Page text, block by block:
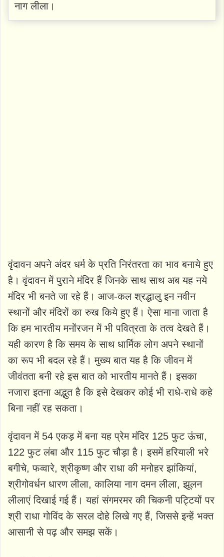
नाग लीला।
वृंदावन अपने अंदर धर्म के प्रति निरंतरता का भाव बनाये हुए
है। वृंदावन में पुराने मंदिर हैं जिनके साथ साथ अब यह नये
मंदिर भी बनते जा रहे हैं। आज-कल श्रद्धालु इन नवीन
स्थानों और मंदिरों का रुख किये हुए हैं। ऐसा माना जाता है
कि हम भारतीय मनोंरजन में भी पवित्रता के तत्व देखते हैं।
यही कारण है कि समय के साथ धार्मिक लोग अपने स्थानों
का रूप भी बदल रहे हैं। मुख्य बात यह है कि जीवन में
जीवंतता बनी रहे इस बात को भारतीय मानते हैं। इसका
नजारा इतना अद्भुत है कि इसे देखकर कोई भी राधे-राधे कहे
बिना नहीं रह सकता।
वृंदावन में 54 एकड़ में बना यह प्रेम मंदिर 125 फुट ऊंचा,
122 फुट लंबा और 115 फुट चौड़ा है। इसमें हरियाली भरे
बगीचे, फव्वारे, श्रीकृष्ण और राधा की मनोहर झांकियां,
श्रीगोवर्धन धारण लीला, कालिया नाग दमन लीला, झूलन
लीलाएं दिखाई गई हैं। यहां संगमरमर की चिकनी पट्टियों पर
श्री राधा गोविंद के सरल दोहे लिखे गए हैं, जिससे इन्हें भक्त
आसानी से पढ़ और समझ सकें।